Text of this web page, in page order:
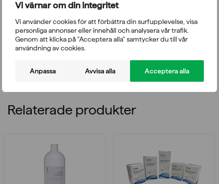
Vi värnar om din integritet
Vi använder cookies för att förbättra din surfupplevelse, visa
personliga annonser eller innehåll och analysera vår trafik.
Genom att klicka på "Acceptera alla" samtycker du till vår
användning av cookies.
Anpassa Avvisa alla Acceptera alla
BESKRIVNING RECENSIONER
Högkvalitativ anatomisk karta över nervzoner.
Kartans storlek 50 x 70cm
Relaterade produkter